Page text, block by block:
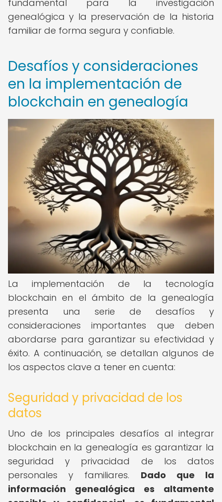
fundamental para la investigación
genealógica y la preservación de la historia
familiar de forma segura y confiable.
Desafíos y consideraciones
en la implementación de
blockchain en genealogía
La implementación de la tecnología
blockchain en el ámbito de la genealogía
presenta una serie de desafíos y
consideraciones importantes que deben
abordarse para garantizar su efectividad y
éxito. A continuación, se detallan algunos de
los aspectos clave a tener en cuenta:
Seguridad y privacidad de los
datos
Uno de los principales desafíos al integrar
blockchain en la genealogía es garantizar la
seguridad y privacidad de los datos
personales y familiares. Dado que la
información genealógica es altamente